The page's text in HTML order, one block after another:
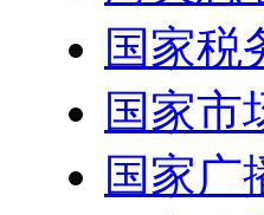
国家税
国家市
国家广